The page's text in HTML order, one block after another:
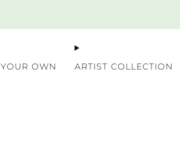
OWN ARTIST COLLECTION